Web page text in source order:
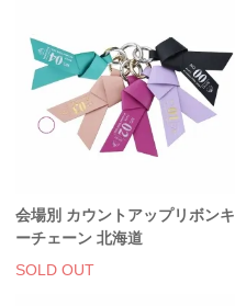
会場別 カウントアップリボンキ
ーチェーン 北海道
SOLD OUT